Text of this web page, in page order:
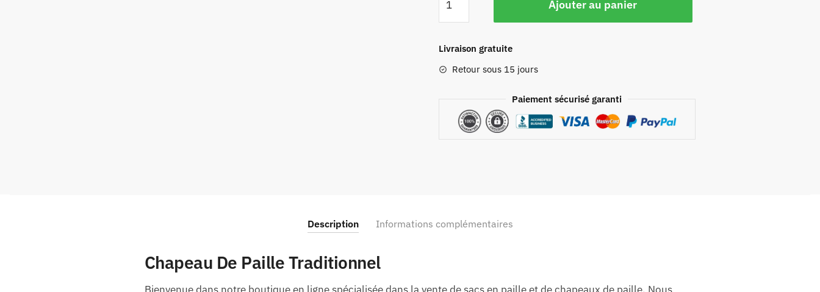
Ajouter au panier
Livraison gratuite
Retour sous 15 jours
Paiement sécurisé garanti
Description Informations complémentaires
Chapeau De Paille Traditionnel
Bienvenue dans notre boutique en ligne spécialisée dans la vente de sacs en paille et de chapeaux de paille. Nous